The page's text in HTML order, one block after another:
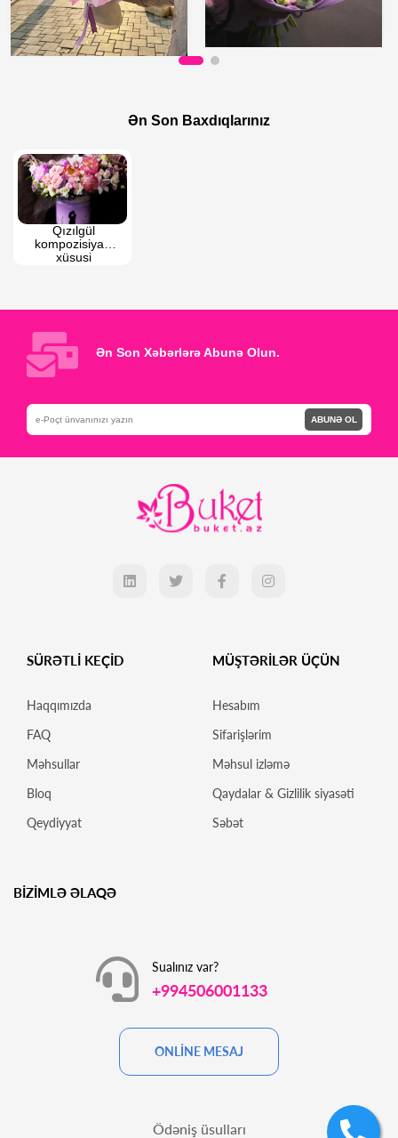
Qızılgül və liliya buketi Tülpan və levkoy buketi
Ən Son Baxdıqlarınız
Qızılgül
kompozisiyası
xüsusi
Ən Son Xəbərlərə Abunə Olun.
ABUNƏ OL
SÜRƏTLİ KEÇİD
Haqqımızda
FAQ
Məhsullar
Bloq
Qeydiyyat
MÜŞTƏRİLƏR ÜÇÜN
Hesabım
Sifarişlərim
Məhsul izləmə
Qaydalar & Gizlilik siyasəti
Səbət
BİZİMLƏ ƏLAQƏ
Sualınız var?
+994506001133
ONLİNE MESAJ
Ödəniş üsulları